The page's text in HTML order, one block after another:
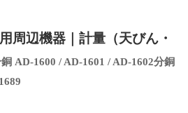
周辺機器｜計量（天びん・
AD-1600 / AD-1601 / AD-1602分銅